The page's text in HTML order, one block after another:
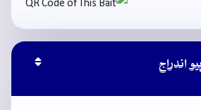
اندراج